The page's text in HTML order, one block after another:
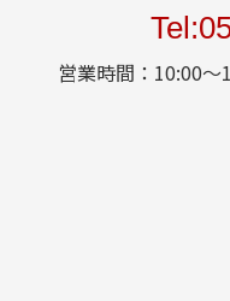
営業時間：10:00～